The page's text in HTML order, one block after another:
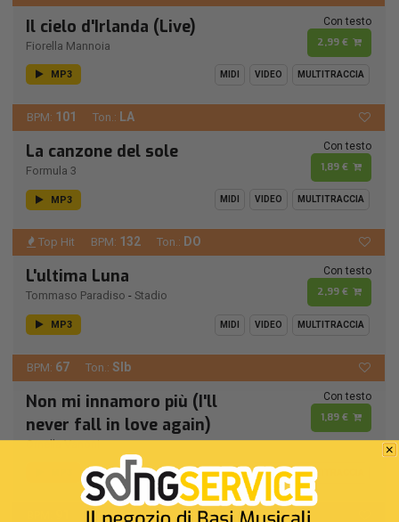
Il cielo d'Irlanda (Live)
Fiorella Mannoia
Con testo
2,99 €
MP3 MIDI VIDEO MULTITRACCIA
BPM: 101 Ton.: LA
La canzone del sole
Formula 3
Con testo
1,89 €
MP3 MIDI VIDEO MULTITRACCIA
Top Hit BPM: 132 Ton.: DO
L'ultima Luna
Tommaso Paradiso - Stadio
Con testo
2,99 €
MP3 MIDI VIDEO MULTITRACCIA
BPM: 67 Ton.: SIb
Non mi innamoro più (I'll
never fall in love again)
Ornella Vanoni
Con testo
1,89 €
MIDI VIDEO MULTITRACCIA
Ton.:FA#